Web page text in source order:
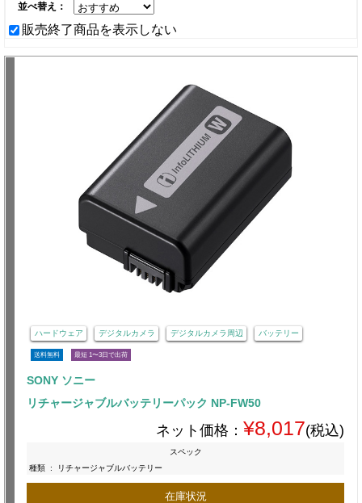
並べ替え：
販売終了商品を表示しない
ハードウェア デジタルカメラ デジタルカメラ周辺 バッテリー
送料無料 最短 1〜3日で出荷
SONY ソニー
リチャージャブルバッテリーパック NP-FW50
ネット価格： ¥8,017(税込)
スペック
種類 : リチャージャブルバッテリー
在庫状況